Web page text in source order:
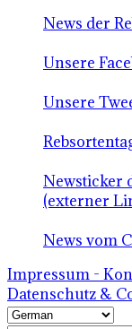
News der
Unsere
Unsere
Newsticker
(externer
News vom
Impressum -
Datenschutz &